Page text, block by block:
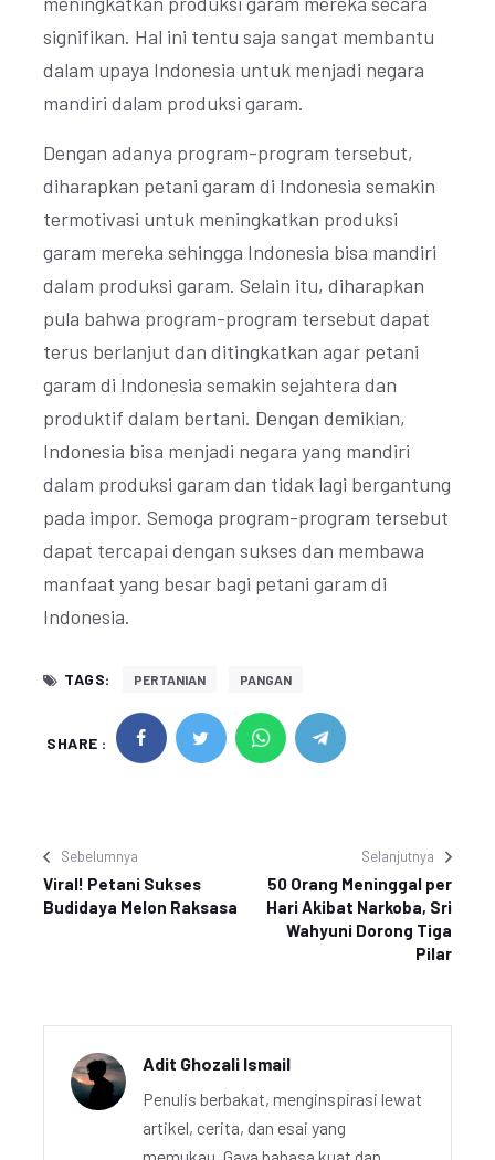
signifikan. Hal ini tentu saja sangat membantu
dalam upaya Indonesia untuk menjadi negara
mandiri dalam produksi garam.
Dengan adanya program-program tersebut,
diharapkan petani garam di Indonesia semakin
termotivasi untuk meningkatkan produksi
garam mereka sehingga Indonesia bisa mandiri
dalam produksi garam. Selain itu, diharapkan
pula bahwa program-program tersebut dapat
terus berlanjut dan ditingkatkan agar petani
garam di Indonesia semakin sejahtera dan
produktif dalam bertani. Dengan demikian,
Indonesia bisa menjadi negara yang mandiri
dalam produksi garam dan tidak lagi bergantung
pada impor. Semoga program-program tersebut
dapat tercapai dengan sukses dan membawa
manfaat yang besar bagi petani garam di
Indonesia.
TAGS: PERTANIAN PANGAN
SHARE :
Sebelumnya
Viral! Petani Sukses
Budidaya Melon Raksasa
Selanjutnya
50 Orang Meninggal per
Hari Akibat Narkoba, Sri
Wahyuni Dorong Tiga
Pilar
Adit Ghozali Ismail
Penulis berbakat, menginspirasi lewat
artikel, cerita, dan esai yang